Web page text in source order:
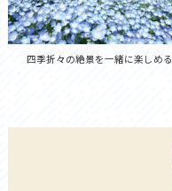
四季折々の絶景を一緒に楽しめる